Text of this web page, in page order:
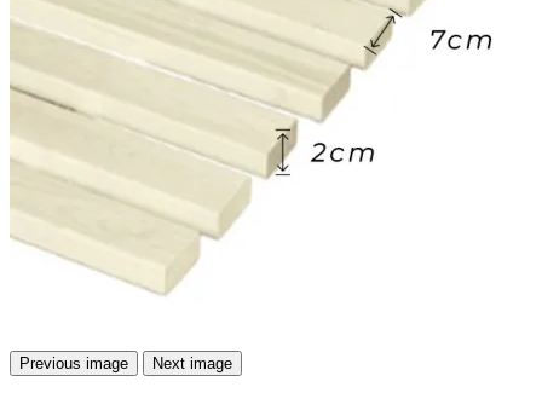
Previous image Next image